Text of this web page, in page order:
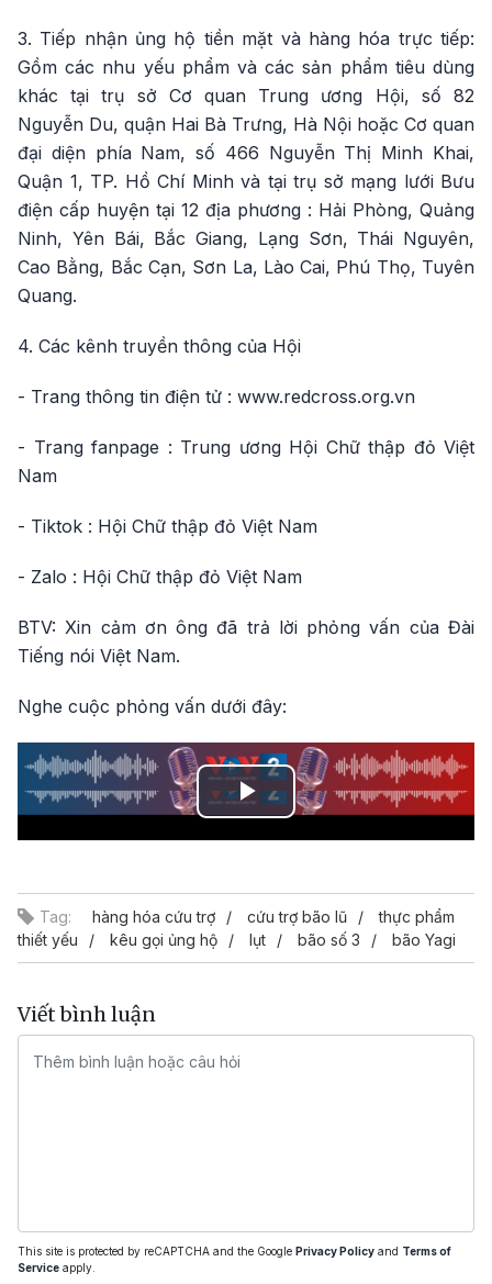
3. Tiếp nhận ủng hộ tiền mặt và hàng hóa trực tiếp:
Gồm các nhu yếu phẩm và các sản phẩm tiêu dùng
khác tại trụ sở Cơ quan Trung ương Hội, số 82
Nguyễn Du, quận Hai Bà Trưng, Hà Nội hoặc Cơ quan
đại diện phía Nam, số 466 Nguyễn Thị Minh Khai,
Quận 1, TP. Hồ Chí Minh và tại trụ sở mạng lưới Bưu
điện cấp huyện tại 12 địa phương : Hải Phòng, Quảng
Ninh, Yên Bái, Bắc Giang, Lạng Sơn, Thái Nguyên,
Cao Bằng, Bắc Cạn, Sơn La, Lào Cai, Phú Thọ, Tuyên
Quang.
4. Các kênh truyền thông của Hội
- Trang thông tin điện tử : www.redcross.org.vn
- Trang fanpage : Trung ương Hội Chữ thập đỏ Việt
Nam
- Tiktok : Hội Chữ thập đỏ Việt Nam
- Zalo : Hội Chữ thập đỏ Việt Nam
BTV: Xin cảm ơn ông đã trả lời phỏng vấn của Đài
Tiếng nói Việt Nam.
Nghe cuộc phỏng vấn dưới đây:
Play
Tag: hàng hóa cứu trợ cứu trợ bão lũ
thực phẩm
thiết yếu
kêu gọi ủng hộ lụt bão số 3 bão Yagi
Viết bình luận
This site is protected by reCAPTCHA and the Google Privacy Policy and Terms of
Service apply.